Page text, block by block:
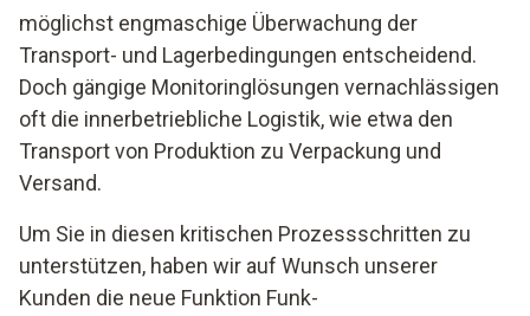
möglichst engmaschige Überwachung der
Transport- und Lagerbedingungen entscheidend.
Doch gängige Monitoringlösungen vernachlässigen
oft die innerbetriebliche Logistik, wie etwa den
Transport von Produktion zu Verpackung und
Versand.
Um Sie in diesen kritischen Prozessschritten zu
unterstützen, haben wir auf Wunsch unserer
Kunden die neue Funktion Funk-